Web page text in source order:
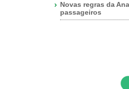
Novas regras da
passageiros